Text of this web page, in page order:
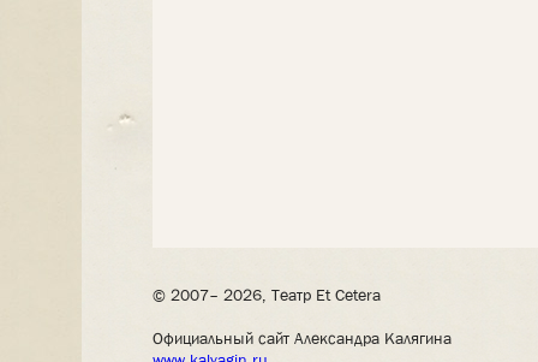
© 2007– 2026, Театр Et Cetera
Официальный сайт Александра Калягина